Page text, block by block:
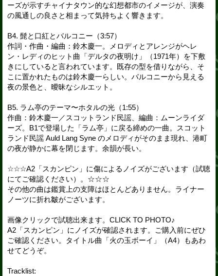
ーズが示すチャイナタウン的な幻想都市のイメージが、演奏
の風通しの良さと相まって気持ちよく響きます。
B4. 髭と口紅とバルコニー（3:57）
作詞・作曲・編曲：鈴木慶一。メロディとアレンジがヘレ
ン・レディのヒット曲「デルタの夜明け」（1971年）を下敷
きにしていると言われています。既存の型を借りながら、そ
こに置かれたものは鈴木慶一らしい。バルコニーから見える
夜の景色と、曖昧なシルエット。
B5. ラム亭のテーマ〜ホタルの光（1:55）
作曲：鈴木慶一／スコットランド民謡、編曲：ムーンライダ
ーズ。B1で登場した「ラム亭」に戻る締めの一曲。スコット
ランド民謡 Auld Lang Syne のメロディがそのまま現れ、港町
の夜が静かに幕を閉じます。余韻が長い。
☆☆☆A2「スカンピン」に傷によるノイズがございます（試聴
にてご確認ください）。☆☆☆
その他の曲は鑑賞上の支障はほとんどありません。ライナー
ノーツに折れ皺がございます。
画像クリックで試聴出来ます。CLICK TO PHOTO♪
A2「スカンピン」にノイズが確認されます。ご購入前にぜひ
ご確認ください。タイトル曲「火の玉ボーイ」（A4）もあわ
せてどうぞ。
Tracklist: